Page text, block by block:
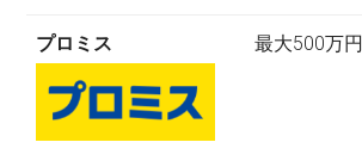
プロミス 最大500万円